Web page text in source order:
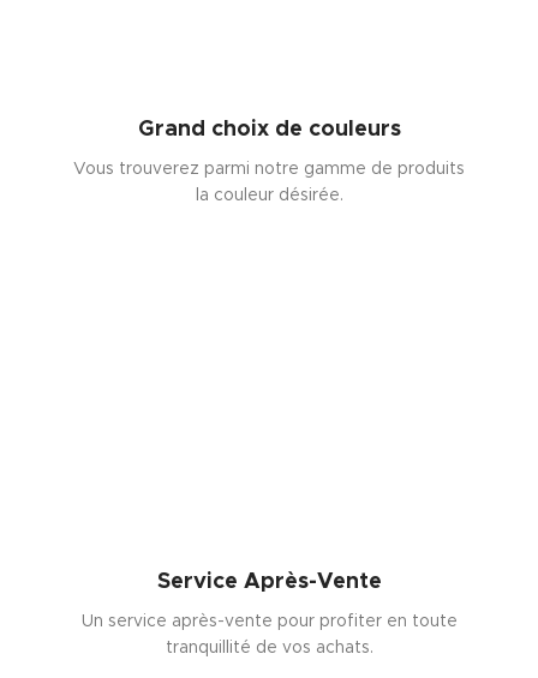
Grand choix de couleurs
Vous trouverez parmi notre gamme de produits
la couleur désirée.
Service Après-Vente
Un service après-vente pour profiter en toute
tranquillité de vos achats.